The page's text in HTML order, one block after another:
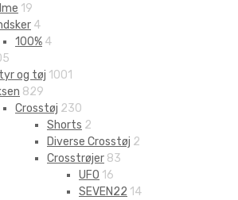
19
4
100% 4
og tøj 1001
829
Crosstøj 230
Shorts 2
Diverse Crosstøj 2
Crosstrøjer 83
UFO 16
SEVEN22 14